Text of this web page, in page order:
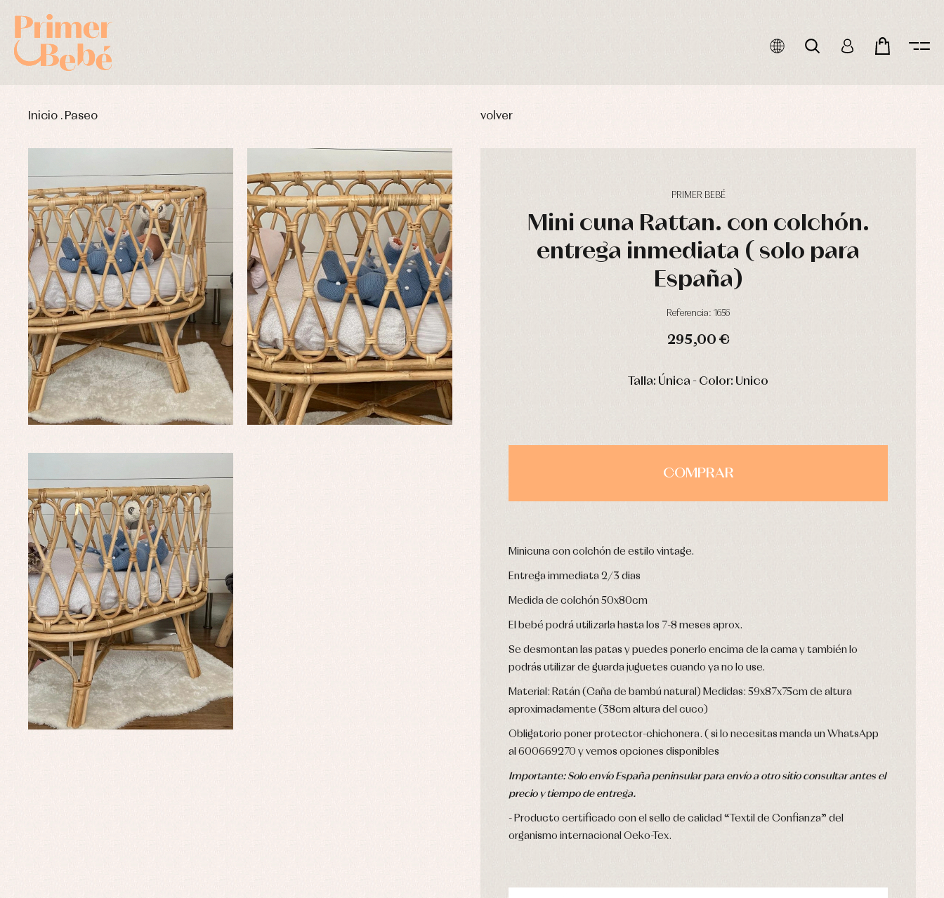
Inicio . Paseo volver
PRIMER BEBÉ
Mini cuna Rattan. con colchón.
entrega inmediata ( solo para
España)
Referencia: 1656
295,00 €
Talla: Única - Color: Unico
COMPRAR
Minicuna con colchón de estilo vintage.
Entrega immediata 2/3 dias
Medida de colchón 50x80cm
El bebé podrá utilizarla hasta los 7-8 meses aprox.
Se desmontan las patas y puedes ponerlo encima de la cama y también lo
podrás utilizar de guarda juguetes cuando ya no lo use.
Material: Ratán (Caña de bambú natural) Medidas: 59x87x75cm de altura
aproximadamente (38cm altura del cuco)
Obligatorio poner protector-chichonera. ( si lo necesitas manda un WhatsApp
al 600669270 y vemos opciones disponibles
Importante: Solo envío España peninsular para envío a otro sitio consultar antes el
precio y tiempo de entrega.
Producto certificado con el sello de calidad “Textil de Confianza” del
organismo internacional Oeko-Tex.
Complementos de bautizo
Conjuntos
Faldones de bautizo
Peleles y ranitas
Baberos
Blusas, camisas y jerseys
Complementos
Conjuntos
Blusas y camisas
Chaquetas y abrigos
Complementos
Conjuntos
Peleles y ranitas
Ropa interior
Vestidos
Arras y fiesta
Camisas
Chaquetas y jerseys
Conjuntos
Pantalones
Peleles y ranitas
Ropa de abrigo
Ropa de baño
Ropa interior